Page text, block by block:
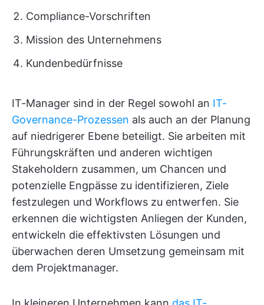
Compliance-Vorschriften
Mission des Unternehmens
Kundenbedürfnisse
IT-Manager sind in der Regel sowohl an IT-
Governance-Prozessen als auch an der Planung
auf niedrigerer Ebene beteiligt. Sie arbeiten mit
Führungskräften und anderen wichtigen
Stakeholdern zusammen, um Chancen und
potenzielle Engpässe zu identifizieren, Ziele
festzulegen und Workflows zu entwerfen. Sie
erkennen die wichtigsten Anliegen der Kunden,
entwickeln die effektivsten Lösungen und
überwachen deren Umsetzung gemeinsam mit
dem Projektmanager.